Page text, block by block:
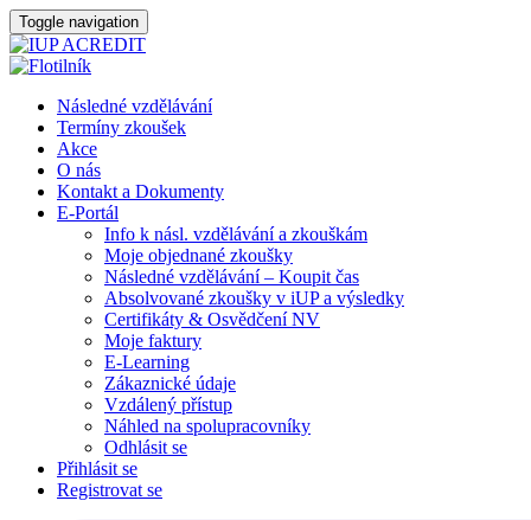
Toggle navigation
Následné vzdělávání
Termíny zkoušek
Akce
O nás
Kontakt a Dokumenty
E-Portál
Info k násl. vzdělávání a zkouškám
Moje objednané zkoušky
Následné vzdělávání – Koupit čas
Absolvované zkoušky v iUP a výsledky
Certifikáty & Osvědčení NV
Moje faktury
E-Learning
Zákaznické údaje
Vzdálený přístup
Náhled na spolupracovníky
Odhlásit se
Přihlásit se
Registrovat se